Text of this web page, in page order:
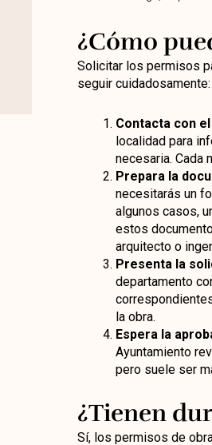
¿Cómo
Solicitar los permisos
seguir cuidadosamente:
Contacta con
localidad para
necesaria. Cada
Prepara la
necesitarás un
algunos casos,
estos
arquitecto o
Presenta la
departamento
la obra.
Espera la
Ayuntamiento
pero suele ser
¿Tienen
Sí, los permisos de